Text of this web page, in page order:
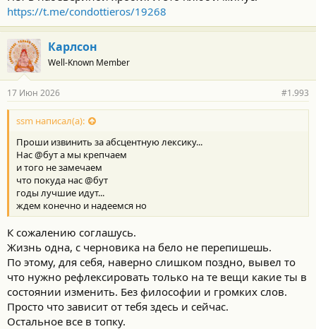
https://t.me/condottieros/19268
Карлсон
Well-Known Member
17 Июн 2026 #1.993
ssm написал(а):
Проши извинить за абсцентную лексику...
Нас @бут а мы крепчаем
и того не замечаем
что покуда нас @бут
годы лучшие идут...
ждем конечно и надеемся но
К сожалению соглашусь.
Жизнь одна, с черновика на бело не перепишешь.
По этому, для себя, наверно слишком поздно, вывел то
что нужно рефлексировать только на те вещи какие ты в
состоянии изменить. Без философии и громких слов.
Просто что зависит от тебя здесь и сейчас.
Остальное все в топку.